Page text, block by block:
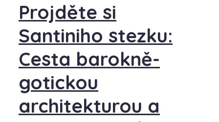
Projděte si
Santiniho stezku:
Cesta barokně-
gotickou
architekturou a